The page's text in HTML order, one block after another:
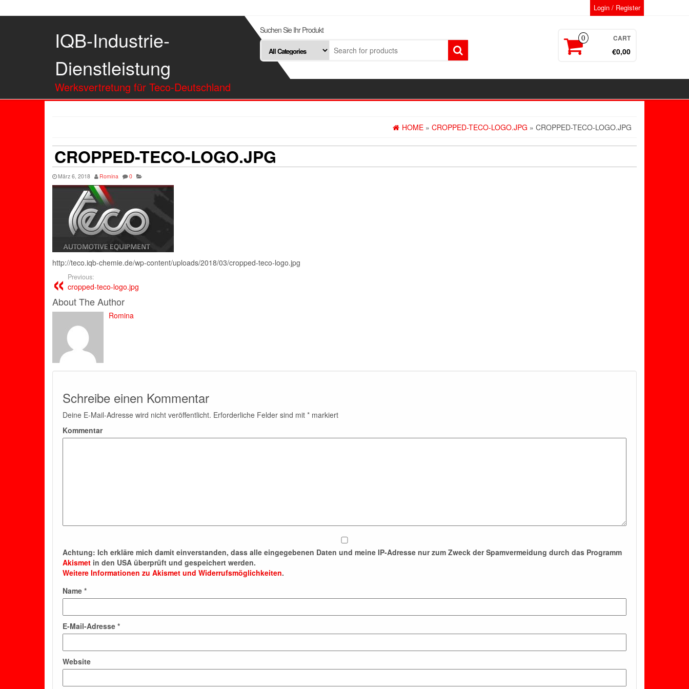
Login / Register
IQB-Industrie-
Dienstleistung
Werksvertretung für Teco-Deutschland
Suchen Sie Ihr Produkt
0 CART
€0,00
HOME » CROPPED-TECO-LOGO.JPG » CROPPED-TECO-LOGO.JPG
CROPPED-TECO-LOGO.JPG
März 6, 2018 Romina 0
http://teco.iqb-chemie.de/wp-content/uploads/2018/03/cropped-teco-logo.jpg
Previous:
cropped-teco-logo.jpg
About The Author
Romina
Schreibe einen Kommentar
Deine E-Mail-Adresse wird nicht veröffentlicht. Erforderliche Felder sind mit * markiert
Kommentar
Achtung: Ich erkläre mich damit einverstanden, dass alle eingegebenen Daten und meine IP-Adresse nur zum Zweck der Spamvermeidung durch das Programm
Akismet in den USA überprüft und gespeichert werden.
Weitere Informationen zu Akismet und Widerrufsmöglichkeiten.
Name *
E-Mail-Adresse *
Website